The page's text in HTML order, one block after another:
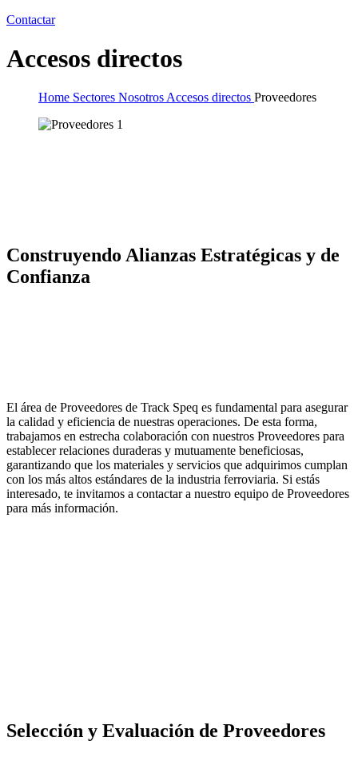
Contactar
Accesos directos
Home Sectores NosotrosAccesos directos Proveedores
Construyendo Alianzas Estratégicas y de
Confianza
El área de Proveedores de Track Speq es fundamental para asegurar
la calidad y eficiencia de nuestras operaciones. De esta forma,
trabajamos en estrecha colaboración con nuestros Proveedores para
establecer relaciones duraderas y mutuamente beneficiosas,
garantizando que los materiales y servicios que adquirimos cumplan
con los más altos estándares de la industria ferroviaria. Si estás
interesado, te invitamos a contactar a nuestro equipo de Proveedores
para más información.
Selección y Evaluación de Proveedores